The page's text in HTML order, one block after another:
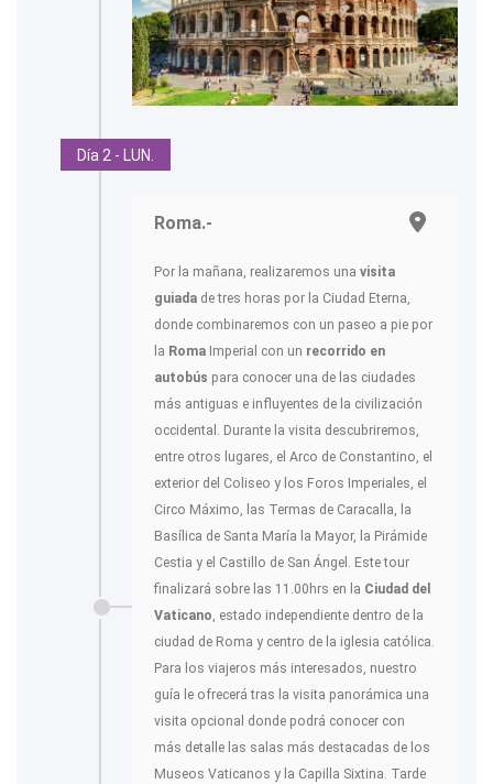
Día 2 - LUN.
Roma.-
Por la mañana, realizaremos una visita
guiada de tres horas por la Ciudad Eterna,
donde combinaremos con un paseo a pie por
la Roma Imperial con un recorrido en
autobús para conocer una de las ciudades
más antiguas e influyentes de la civilización
occidental. Durante la visita descubriremos,
entre otros lugares, el Arco de Constantino, el
exterior del Coliseo y los Foros Imperiales, el
Circo Máximo, las Termas de Caracalla, la
Basílica de Santa María la Mayor, la Pirámide
Cestia y el Castillo de San Ángel. Este tour
finalizará sobre las 11.00hrs en la Ciudad del
Vaticano, estado independiente dentro de la
ciudad de Roma y centro de la iglesia católica.
Para los viajeros más interesados, nuestro
guía le ofrecerá tras la visita panorámica una
visita opcional donde podrá conocer con
más detalle las salas más destacadas de los
Museos Vaticanos y la Capilla Sixtina. Tarde